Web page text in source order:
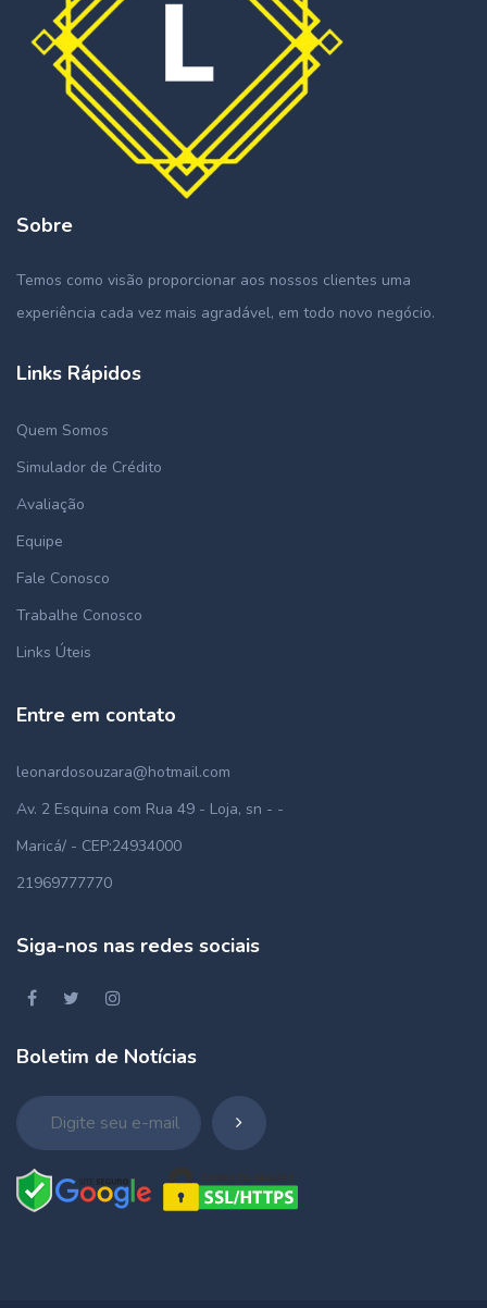
Sobre
Temos como visão proporcionar aos nossos clientes uma
experiência cada vez mais agradável, em todo novo negócio.
Links Rápidos
Quem Somos
Simulador de Crédito
Avaliação
Equipe
Fale Conosco
Trabalhe Conosco
Links Úteis
Entre em contato
leonardosouzara@hotmail.com
Av. 2 Esquina com Rua 49 - Loja, sn - -
Maricá/ - CEP:24934000
21969777770
Siga-nos nas redes sociais
Boletim de Notícias